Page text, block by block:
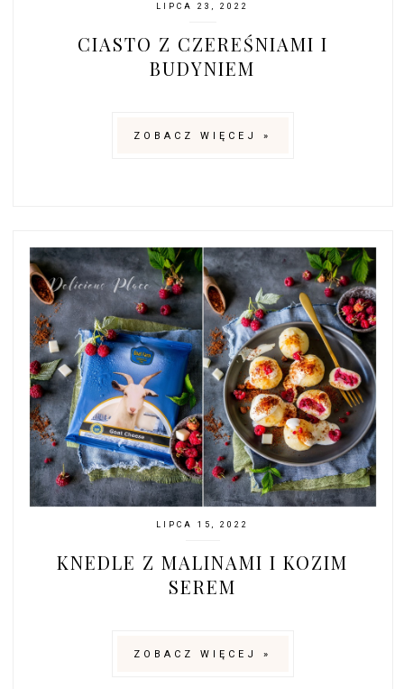
LIPCA 23, 2022
CIASTO Z CZEREŚNIAMI I
BUDYNIEM
ZOBACZ WIĘCEJ »
LIPCA 15, 2022
KNEDLE Z MALINAMI I KOZIM
SEREM
ZOBACZ WIĘCEJ »